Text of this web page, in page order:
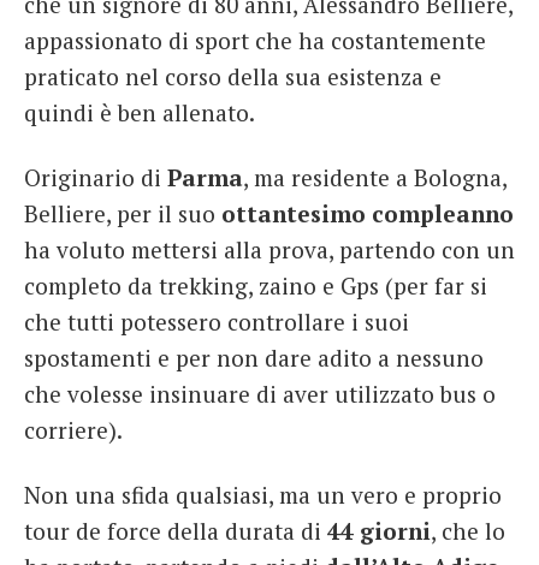
appassionato di sport che ha costantemente
praticato nel corso della sua esistenza e
quindi è ben allenato.
Originario di Parma, ma residente a Bologna,
Belliere, per il suo ottantesimo compleanno
ha voluto mettersi alla prova, partendo con un
completo da trekking, zaino e Gps (per far si
che tutti potessero controllare i suoi
spostamenti e per non dare adito a nessuno
che volesse insinuare di aver utilizzato bus o
corriere).
Non una sfida qualsiasi, ma un vero e proprio
tour de force della durata di 44 giorni, che lo